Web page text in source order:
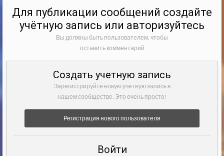
Для публикации сообщений создайте
учётную запись или авторизуйтесь
Вы должны быть пользователем, чтобы
оставить комментарий
Создать учетную запись
Зарегистрируйте новую учётную запись в
нашем сообществе. Это очень просто!
Регистрация нового пользователя
Войти